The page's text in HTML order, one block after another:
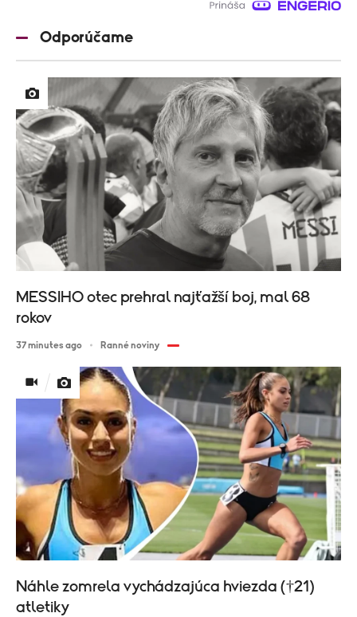
Odporúčame
MESSIHO otec prehral najťažší boj, mal 68
rokov
37 minutes ago Ranné noviny
Náhle zomrela vychádzajúca hviezda (†21)
atletiky